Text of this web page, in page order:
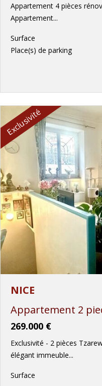
Appartement 4 pièces
Appartement...
Surface
Place(s) de parking
Exclusivité
NICE
Appartement 2
269.000 €
Exclusivité - 2 pièces
élégant immeuble...
Surface